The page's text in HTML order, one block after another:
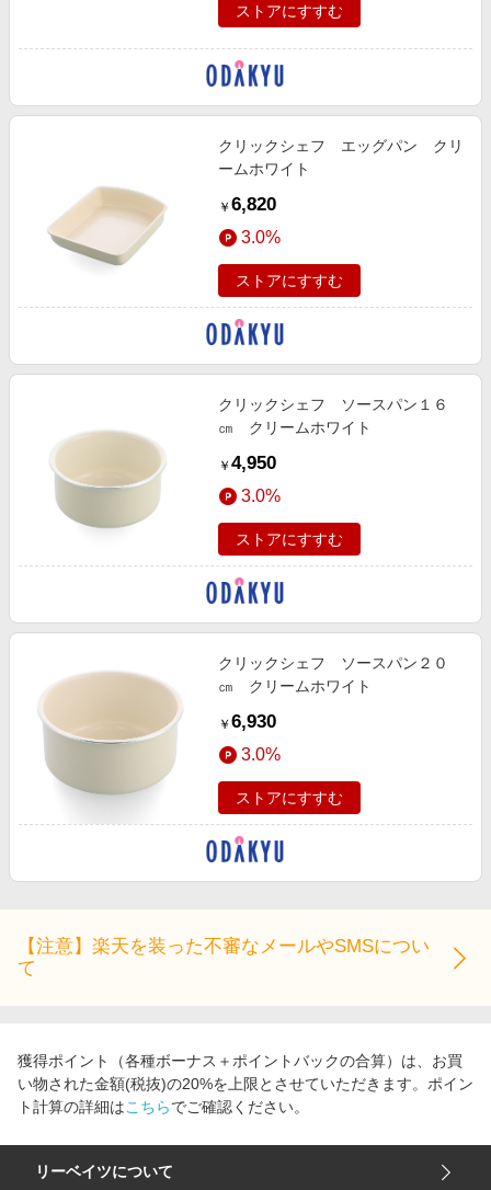
ストアにすすむ
クリックシェフ エッグパン クリ
ームホワイト
￥ 6,820
3.0%
ストアにすすむ
クリックシェフ ソースパン１６
㎝ クリームホワイト
￥ 4,950
3.0%
ストアにすすむ
クリックシェフ ソースパン２０
㎝ クリームホワイト
￥ 6,930
3.0%
ストアにすすむ
【注意】楽天を装った不審なメールやSMSについ
て
獲得ポイント（各種ボーナス＋ポイントバックの合算）は、お買
い物された金額(税抜)の20%を上限とさせていただきます。ポイン
ト計算の詳細はこちらでご確認ください。
リーベイツについて